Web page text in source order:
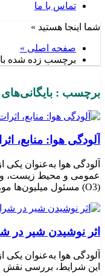
تماس با ما
شما اینجا هستید »
صفحه اصلی »
برچسب زده شده با
برچسب : بایگانی‌های
آلودگی هوا: منابع،
آلودگی هوا به‌عنوان
(O3) مسئول میلیون‌ها مورد مرگ زودرس سالانه هستند.
اثر نوشیدن شیر در
آلودگی هوا به‌عنوان
این شرایط، بررسی نقش